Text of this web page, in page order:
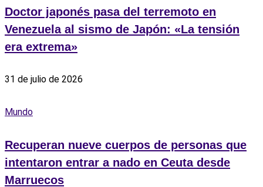
Doctor japonés pasa del terremoto en
Venezuela al sismo de Japón: «La tensión
era extrema»
31 de julio de 2026
Mundo
Recuperan nueve cuerpos de personas que
intentaron entrar a nado en Ceuta desde
Marruecos